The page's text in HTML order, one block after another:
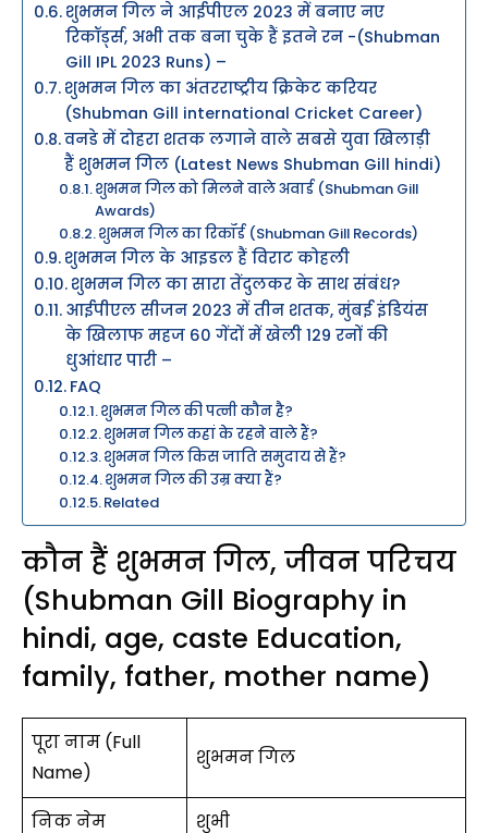
शुभमन गिल ने आईपीएल 2023 में बनाए नए
रिकॉर्ड्स, अभी तक बना चुके हैं इतने रन -(Shubman
Gill IPL 2023 Runs) –
शुभमन गिल का अंतरराष्ट्रीय क्रिकेट करियर
(Shubman Gill international Cricket Career)
वनडे में दोहरा शतक लगाने वाले सबसे युवा खिलाड़ी
हैं शुभमन गिल (Latest News Shubman Gill hindi)
शुभमन गिल को मिलने वाले अवार्ड (Shubman Gill
Awards)
शुभमन गिल का रिकॉर्ड (Shubman Gill Records)
शुभमन गिल के आइडल हैं विराट कोहली
शुभमन गिल का सारा तेंदुलकर के साथ संबंध?
आईपीएल सीजन 2023 में तीन शतक, मुंबई इंडियंस
के खिलाफ महज 60 गेंदों में खेली 129 रनों की
धुआंधार पारी –
FAQ
शुभमन गिल की पत्नी कौन है?
शुभमन गिल कहां के रहने वाले हैं?
शुभमन गिल किस जाति समुदाय से हैं?
शुभमन गिल की उम्र क्या हैं?
Related
कौन हैं शुभमन गिल, जीवन परिचय
(Shubman Gill Biography in
hindi, age, caste Education,
family, father, mother name)
पूरा नाम (Full
Name)
शुभमन गिल
निक नेम शुभी